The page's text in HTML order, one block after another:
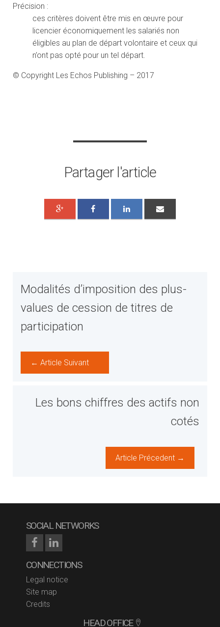
Précision :
ces critères doivent être mis en œuvre pour
licencier économiquement les salariés non
éligibles au plan de départ volontaire et ceux qui
n’ont pas opté pour un tel départ.
© Copyright Les Echos Publishing – 2017
Partager l'article
Modalités d’imposition des plus-
values de cession de titres de
participation
← Article Suivant
Les bons chiffres des actifs non
cotés
Article Précedent →
SOCIAL NETWORKS
CONNECTIONS
Legal notice
Site map
Credits
HEAD OFFICE